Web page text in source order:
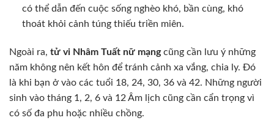
có thể dẫn đến cuộc sống nghèo khó, bần cùng, khó
thoát khỏi cảnh túng thiếu triền miên.
Ngoài ra, tử vi Nhâm Tuất nữ mạngcũng cần lưu ý những
năm không nên kết hôn để tránh cảnh xa vắng, chia ly. Đó
là khi bạn ở vào các tuổi 18, 24, 30, 36 và 42. Những người
sinh vào tháng 1, 2, 6 và 12 Âm lịch cũng cần cẩn trọng vì
có số đa phu hoặc nhiều chồng.